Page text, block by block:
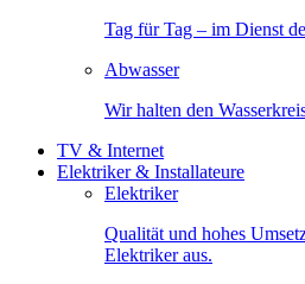
Tag für Tag – im Dienst
Abwasser
Wir halten den
TV & Internet
Elektriker & Installateure
Elektriker
Qualität und hohes
Elektriker aus.